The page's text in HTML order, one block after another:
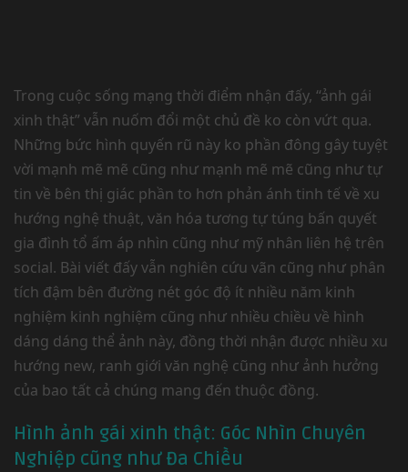
Trong cuộc sống mạng thời điểm nhận đấy, “ảnh gái
xinh thật” vẫn nuốm đổi một chủ đề ko còn vứt qua.
Những bức hình quyến rũ này ko phần đông gây tuyệt
vời mạnh mẽ mẽ cũng như mạnh mẽ mẽ cũng như tự
tin về bên thị giác phần to hơn phản ánh tinh tế về xu
hướng nghệ thuật, văn hóa tương tự túng bấn quyết
gia đình tổ ấm áp nhìn cũng như mỹ nhân liên hệ trên
social. Bài viết đấy vẫn nghiên cứu vãn cũng như phân
tích đậm bên đường nét góc độ ít nhiều năm kinh
nghiệm kinh nghiệm cũng như nhiều chiều về hình
dáng dáng thể ảnh này, đồng thời nhận được nhiều xu
hướng new, ranh giới văn nghệ cũng như ảnh hưởng
của bao tất cả chúng mang đến thuộc đồng.
Hình ảnh gái xinh thật: Góc Nhìn Chuyên
Nghiệp cũng như Đa Chiều